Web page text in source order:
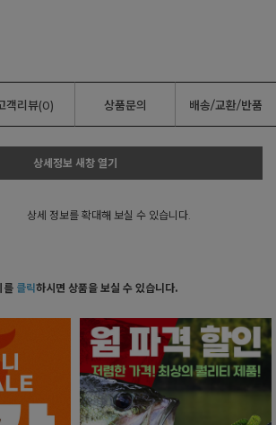
객리뷰(0) 상품문의 배송/교환/반품
상세정보 새창 열기
상세 정보를 확대해 보실 수 있습니다.
를 클릭하시면 상품을 보실 수 있습니다.